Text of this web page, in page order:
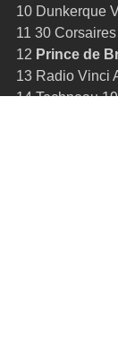
10 Dunkerque
11 30
12 Prince de
13 Radio Vinci
14 Techneau